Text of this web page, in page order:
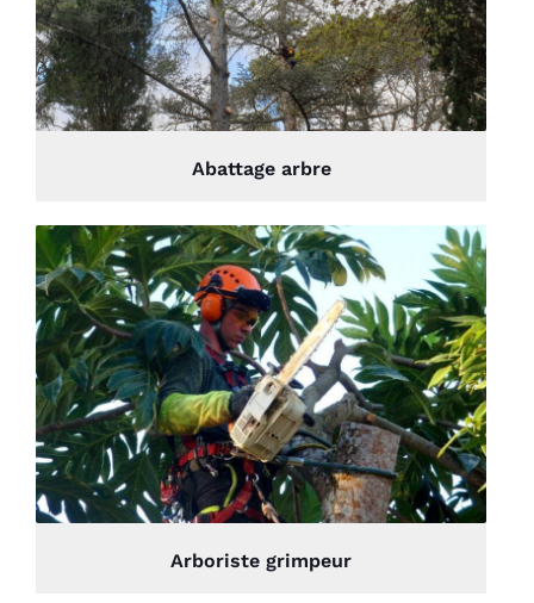
Abattage arbre
Arboriste grimpeur